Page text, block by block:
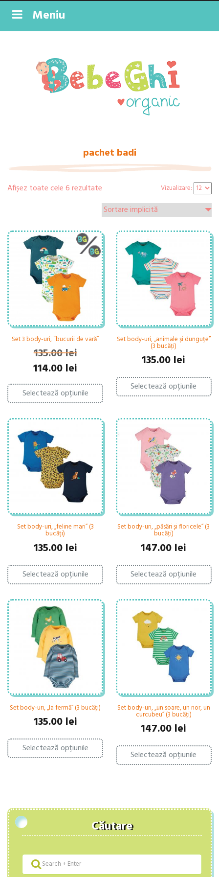
Meniu
pachet badi
Afișez toate cele 6 rezultate Vizualizare:
Set 3 body-uri, ˝bucurii de vară˝
135.00lei
Prețul
inițial
a
fost:
135.00 lei.
114.00 lei
este:
114.00 lei.
Selectează opțiunile
Acest
produs
are
multe
variații.
Opțiunile
pot
fi
alese
în
pagina
produsului.
Set body-uri, „animale și dunguțe”
(3 bucăți)
135.00 lei
Selectează opțiunile
fi
în
Set body-uri, „feline mari” (3
bucăți)
135.00 lei
Selectează opțiunile
Acest
produs
are
multe
variații.
Opțiunile
pot
fi
alese
în
pagina
produsului.
Set body-uri, „păsări și floricele” (3
bucăți)
147.00 lei
Selectează opțiunile
fi
în
Set body-uri, „la fermă” (3 bucăți)
135.00 lei
Selectează opțiunile
Acest
produs
are
fi
în
pagina
Set body-uri, „un soare, un nor, un
curcubeu” (3 bucăți)
147.00 lei
Selectează opțiunile
fi
în
Căutare